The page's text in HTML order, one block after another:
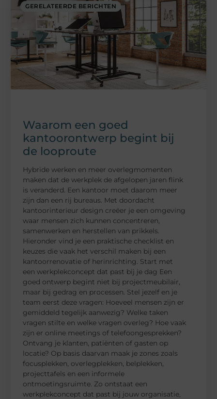
GERELATEERDE BERICHTEN
Waarom een goed
kantoorontwerp begint bij
de looproute
Hybride werken en meer overlegmomenten
maken dat de werkplek de afgelopen jaren flink
is veranderd. Een kantoor moet daarom meer
zijn dan een rij bureaus. Met doordacht
kantoorinterieur design creëer je een omgeving
waar mensen zich kunnen concentreren,
samenwerken en herstellen van prikkels.
Hieronder vind je een praktische checklist en
keuzes die vaak het verschil maken bij een
kantoorrenovatie of herinrichting. Start met
een werkplekconcept dat past bij je dag Een
goed ontwerp begint niet bij projectmeubilair,
maar bij gedrag en processen. Stel jezelf en je
team eerst deze vragen: Hoeveel mensen zijn er
gemiddeld tegelijk aanwezig? Welke taken
vragen stilte en welke vragen overleg? Hoe vaak
zijn er online meetings of telefoongesprekken?
Ontvang je klanten, patiënten of gasten op
locatie? Op basis daarvan maak je zones zoals
focusplekken, overlegplekken, belplekken,
projecttafels en een informele
ontmoetingsruimte. Zo ontstaat een
werkplekconcept dat past bij jouw organisatie,